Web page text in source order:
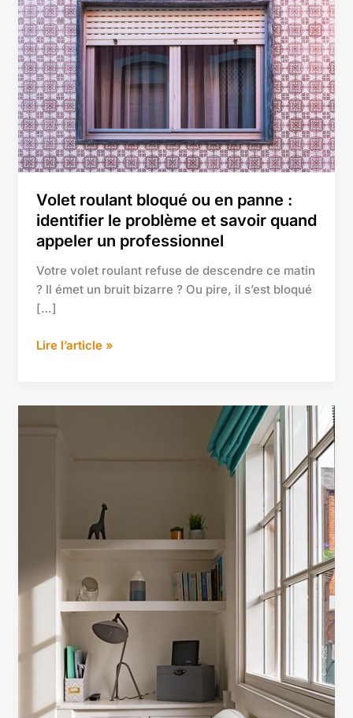
Volet roulant bloqué ou en panne :
identifier le problème et savoir quand
appeler un professionnel
Votre volet roulant refuse de descendre ce matin
? Il émet un bruit bizarre ? Ou pire, il s’est bloqué
[…]
bloqué
ou
en
panne
:
identifier
le
problème
et
savoir
quand
appeler
un
professionnel
Lire l’article »
tradition
performance